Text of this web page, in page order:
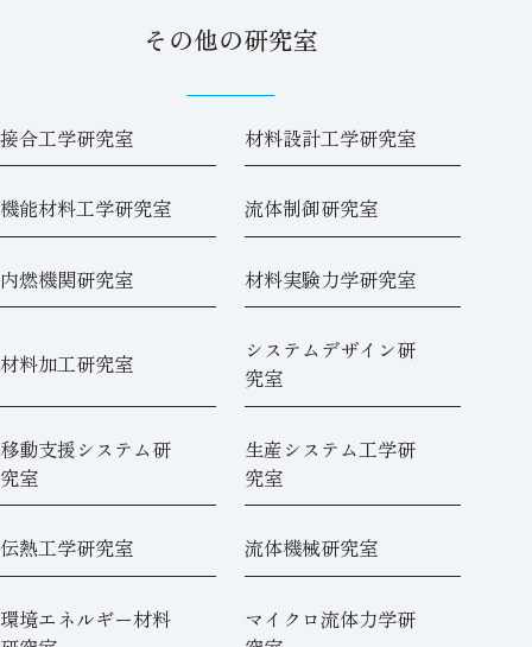
その他の研究室
接合工学研究室 材料設計工学研究室
機能材料工学研究室 流体制御研究室
内燃機関研究室 材料実験力学研究室
材料加工研究室
システムデザイン研
究室
移動支援システム研
究室
生産システム工学研
究室
伝熱工学研究室 流体機械研究室
環境エネルギー材料
マイクロ流体力学研